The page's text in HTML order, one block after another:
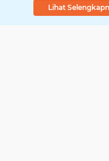
Lihat